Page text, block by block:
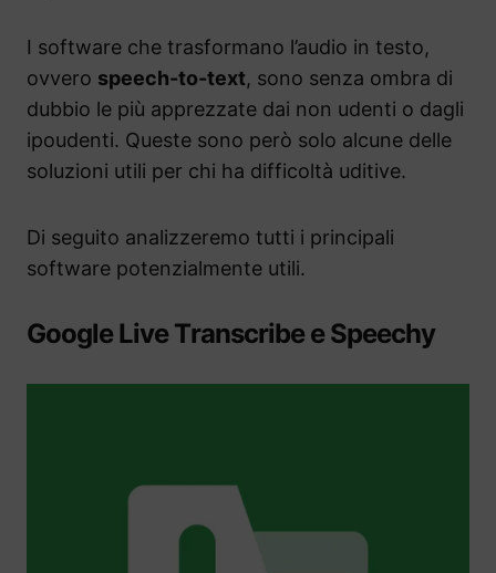
I software che trasformano l’audio in testo,
ovvero speech-to-text, sono senza ombra di
dubbio le più apprezzate dai non udenti o dagli
ipoudenti. Queste sono però solo alcune delle
soluzioni utili per chi ha difficoltà uditive.
Di seguito analizzeremo tutti i principali
software potenzialmente utili.
Google Live Transcribe e Speechy